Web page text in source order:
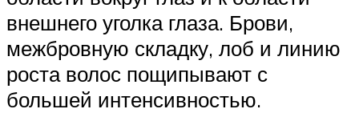
внешнего уголка глаза. Брови,
межбровную складку, лоб и линию
роста волос пощипывают с
большей интенсивностью.